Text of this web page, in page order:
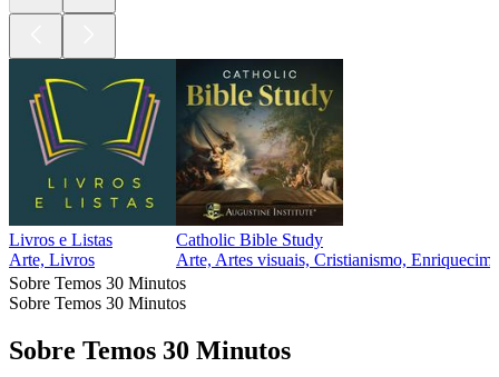
Livros e Listas
Arte, Livros
Catholic Bible Study
Arte, Artes visuais, Cristianismo,
Sobre Temos 30 Minutos
Sobre Temos 30 Minutos
Sobre Temos 30 Minutos